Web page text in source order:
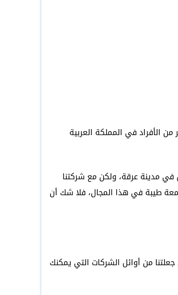
الأفراد في المملكة العربية
مدينة عرقة، ولكن مع شركتنا
طيبة في هذا المجال، فلا شك أن
من أوائل الشركات التي يمكنك